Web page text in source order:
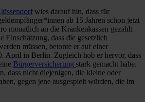
wies darauf hin, dass für
ab 15 Jahren schon jetzt
monatlich an die Krankenkassen gezahlt
Einschätzung, dass die gesetzlich
müssen, betonte er auf einer
April in Berlin. Zugleich hob er hervor, dass
Bürgerversicherung stark gemacht habe.
dass nicht diejenigen, die kleine oder
gegen jene ausgespielt würden, die im